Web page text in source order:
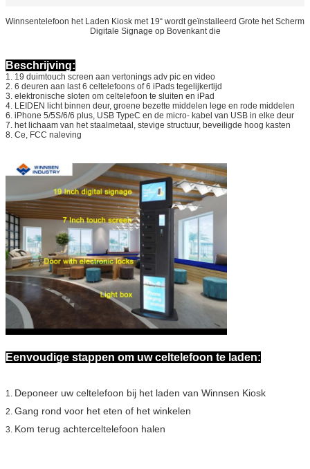
Winnsentelefoon het Laden Kiosk met 19“ wordt geïnstalleerd Grote het Scherm
Digitale Signage op Bovenkant die
Beschrijving:
1. 19 duimtouch screen aan vertonings adv pic en video
2. 6 deuren aan last 6 celtelefoons of 6 iPads tegelijkertijd
3. elektronische sloten om celtelefoon te sluiten en iPad
4. LEIDEN licht binnen deur, groene bezette middelen lege en rode middelen
6. iPhone 5/5S/6/6 plus, USB TypeC en de micro- kabel van USB in elke deur
7. het lichaam van het staalmetaal, stevige structuur, beveiligde hoog kasten
8. Ce, FCC naleving
Eenvoudige stappen om uw celtelefoon te laden:
1. Deponeer uw celtelefoon bij het laden van Winnsen Kiosk
2. Gang rond voor het eten of het winkelen
3. Kom terug achterceltelefoon halen